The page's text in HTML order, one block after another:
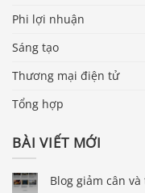
Phi lợi nhuận
Sáng tạo
Thương mại điện tử
Tổng hợp
BÀI VIẾT MỚI
Blog giảm cân